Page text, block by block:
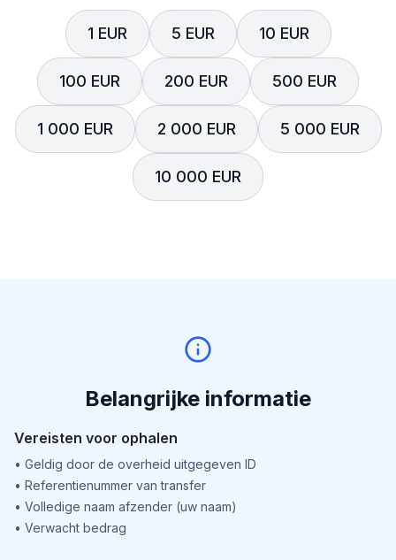
1 EUR 5 EUR 10 EUR
100 EUR 200 EUR 500 EUR
1 000 EUR 2 000 EUR 5 000 EUR
10 000 EUR
Belangrijke informatie
Vereisten voor ophalen
• Geldig door de overheid uitgegeven ID
• Referentienummer van transfer
• Volledige naam afzender (uw naam)
• Verwacht bedrag